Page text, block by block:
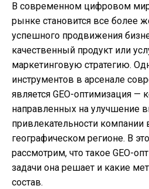
В современном цифровом
рынке становится все более
успешного продвижения
качественный продукт или
маркетинговую стратегию.
инструментов в арсенале
является GEO-оптимизация —
направленных на улучшение
привлекательности
географическом регионе. В
рассмотрим, что такое GEO-
задачи она решает и какие
состав.